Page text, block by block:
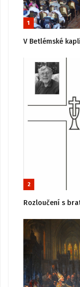
1
V Betlémské
2
Rozloučení s